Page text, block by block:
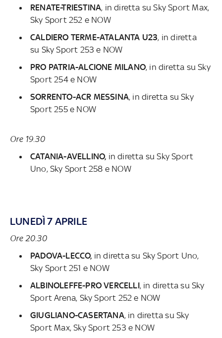
RENATE-TRIESTINA, in diretta suSky Sport Max,
Sky Sport 252 e NOW
CALDIERO TERME-ATALANTA U23, in diretta
su Sky Sport 253 e NOW
PRO PATRIA-ALCIONE MILANO, in diretta suSky
Sport 254 e NOW
SORRENTO-ACR MESSINA, in diretta suSky
Sport 255 e NOW
Ore 19.30
CATANIA-AVELLINO, in diretta suSky Sport
Uno, Sky Sport 258 e NOW
LUNEDÌ 7 APRILE
Ore 20.30
PADOVA-LECCO, in diretta su Sky Sport Uno,
Sky Sport 251 e NOW
ALBINOLEFFE-PRO VERCELLI, in diretta suSky
Sport Arena, Sky Sport 252 e NOW
GIUGLIANO-CASERTANA, in diretta suSky
Sport Max, Sky Sport 253 e NOW